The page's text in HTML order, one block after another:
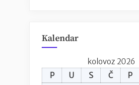
Kalendar
kolovoz 2026
P
U S Č P